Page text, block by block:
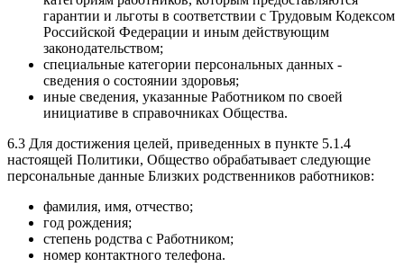
гарантии и льготы в соответствии с Трудовым Кодексом
Российской Федерации и иным действующим
законодательством;
специальные категории персональных данных -
сведения о состоянии здоровья;
иные сведения, указанные Работником по своей
инициативе в справочниках Общества.
6.3 Для достижения целей, приведенных в пункте 5.1.4
настоящей Политики, Общество обрабатывает следующие
персональные данные Близких родственников работников:
фамилия, имя, отчество;
год рождения;
степень родства с Работником;
номер контактного телефона.